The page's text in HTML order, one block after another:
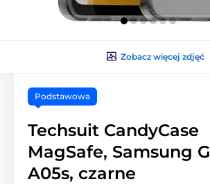
Zobacz więcej zdjęć
Podstawowa
Techsuit CandyCase
MagSafe, Samsung
A05s, czarne